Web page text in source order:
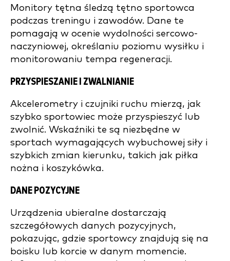
Monitory tętna śledzą tętno sportowca
podczas treningu i zawodów. Dane te
pomagają w ocenie wydolności sercowo-
naczyniowej, określaniu poziomu wysiłku i
monitorowaniu tempa regeneracji.
PRZYSPIESZANIE I ZWALNIANIE
Akcelerometry i czujniki ruchu mierzą, jak
szybko sportowiec może przyspieszyć lub
zwolnić. Wskaźniki te są niezbędne w
sportach wymagających wybuchowej siły i
szybkich zmian kierunku, takich jak piłka
nożna i koszykówka.
DANE POZYCYJNE
Urządzenia ubieralne dostarczają
szczegółowych danych pozycyjnych,
pokazując, gdzie sportowcy znajdują się na
boisku lub korcie w danym momencie.